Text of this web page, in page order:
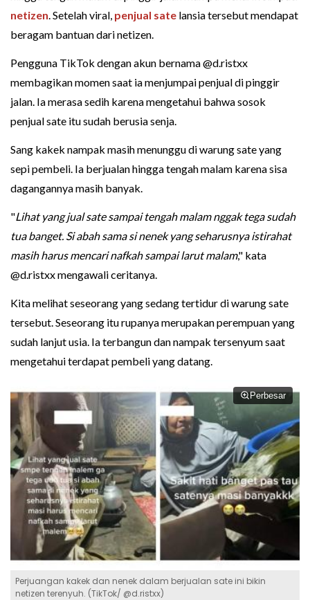
netizen. Setelah viral, penjual sate lansia tersebut mendapat
beragam bantuan dari netizen.
Pengguna TikTok dengan akun bernama @d.ristxx
membagikan momen saat ia menjumpai penjual di pinggir
jalan. Ia merasa sedih karena mengetahui bahwa sosok
penjual sate itu sudah berusia senja.
Sang kakek nampak masih menunggu di warung sate yang
sepi pembeli. Ia berjualan hingga tengah malam karena sisa
dagangannya masih banyak.
"Lihat yang jual sate sampai tengah malam nggak tega sudah
tua banget. Si abah sama si nenek yang seharusnya istirahat
masih harus mencari nafkah sampai larut malam," kata
@d.ristxx mengawali ceritanya.
Kita melihat seseorang yang sedang tertidur di warung sate
tersebut. Seseorang itu rupanya merupakan perempuan yang
sudah lanjut usia. Ia terbangun dan nampak tersenyum saat
mengetahui terdapat pembeli yang datang.
Perbesar
Perjuangan kakek dan nenek dalam berjualan sate ini bikin
netizen terenyuh. (TikTok/ @d.ristxx)